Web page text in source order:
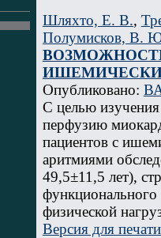
Шляхто, Е. В.,
Полумисков, В.
Опубликовано:
С целью изучения
перфузию
пациентов с
аритмиями
49,5±11,5 лет),
физической
Версия для печати